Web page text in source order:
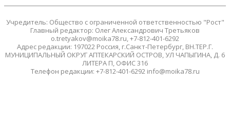
Учредитель: Общество с ограниченной ответственностью "Рост"
Главный редактор: Олег Александрович Третьяков
o.tretyakov@moika78.ru, +7-812-401-6292
Адрес редакции: 197022 Россия, г.Санкт-Петербург, ВН.ТЕР.Г.
МУНИЦИПАЛЬНЫЙ ОКРУГ АПТЕКАРСКИЙ ОСТРОВ, УЛ ЧАПЫГИНА, Д. 6
ЛИТЕРА П, ОФИС 316
Телефон редакции: +7-812-401-6292 info@moika78.ru